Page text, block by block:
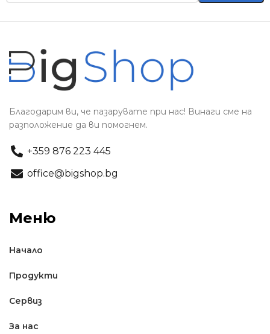
Благодарим ви, че пазарувате при нас! Винаги сме на
разположение да ви помогнем.
+359 876 223 445
office@bigshop.bg
Меню
Начало
Продукти
Сервиз
За нас